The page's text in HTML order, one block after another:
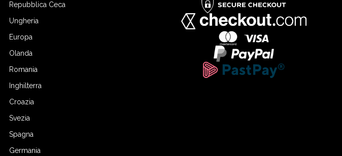
Repubblica Ceca
Ungheria
Europa
Olanda
Romania
Inghilterra
Croazia
Svezia
Spagna
Germania